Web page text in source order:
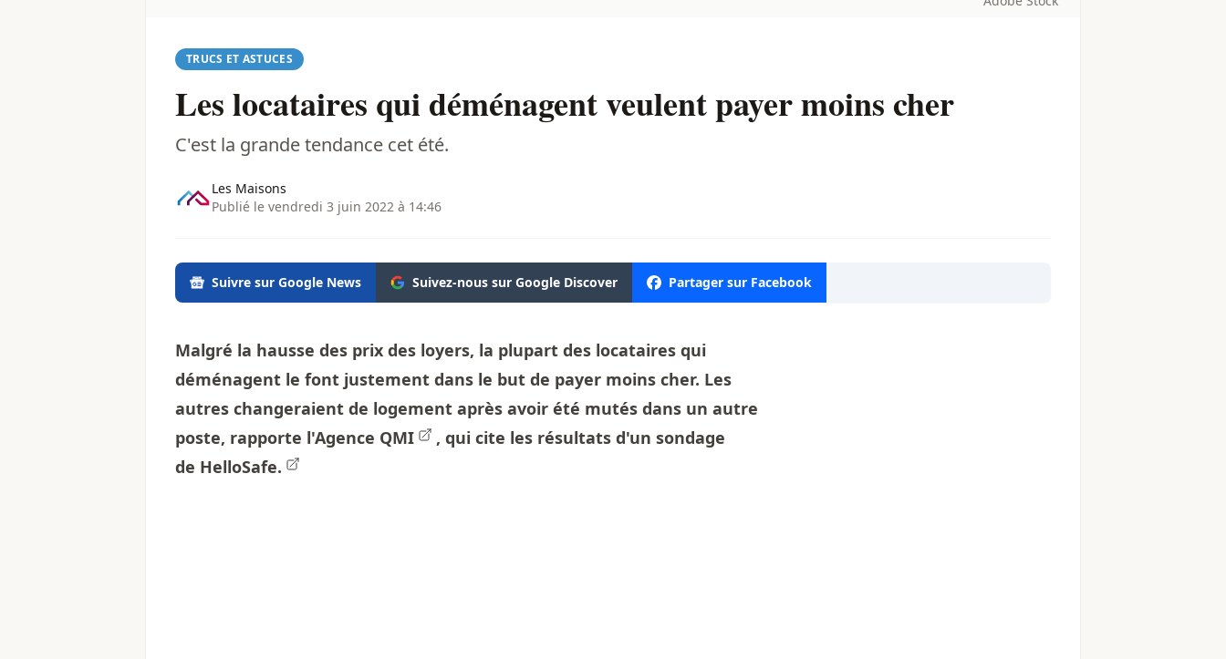
TRUCS ET ASTUCES
Les locataires qui déménagent veulent payer moins cher
C'est la grande tendance cet été.
Les Maisons
Publié le vendredi 3 juin 2022 à 14:46
Suivre sur Google News Suivez-nous sur Google Discover Partager sur Facebook
Malgré la hausse des prix des loyers, la plupart des locataires qui
déménagent le font justement dans le but de payer moins cher. Les
autres changeraient de logement après avoir été mutés dans un autre
poste, rapporte l'Agence QMI , qui cite les résultats d'un sondage
de HelloSafe.